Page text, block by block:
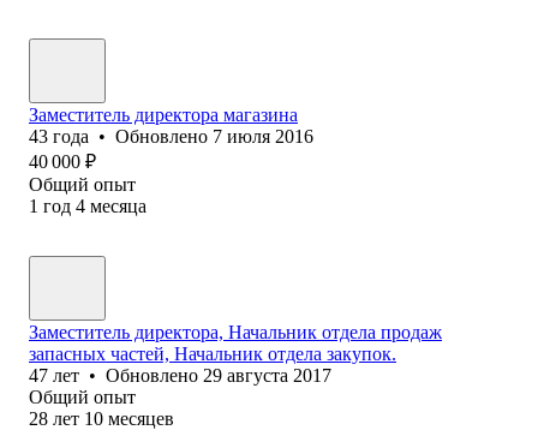
Заместитель директора магазина
43 года • Обновлено 7 июля 2016
40 000 ₽
Общий опыт
1 год 4 месяца
Заместитель директора, Начальник отдела продаж
запасных частей, Начальник отдела закупок.
47 лет • Обновлено 29 августа 2017
Общий опыт
28 лет 10 месяцев